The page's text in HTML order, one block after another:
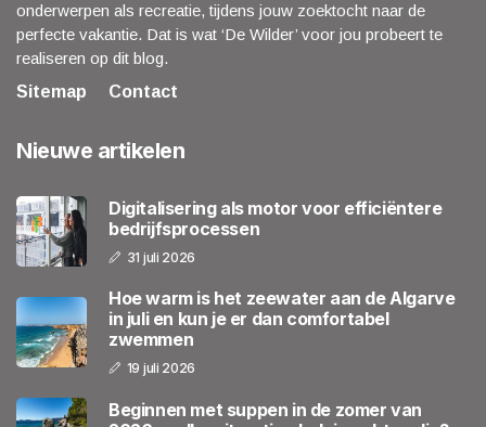
onderwerpen als recreatie, tijdens jouw zoektocht naar de
perfecte vakantie. Dat is wat ‘De Wilder’ voor jou probeert te
realiseren op dit blog.
Sitemap
Contact
Nieuwe artikelen
Digitalisering als motor voor efficiëntere
bedrijfsprocessen
31 juli 2026
Hoe warm is het zeewater aan de Algarve
in juli en kun je er dan comfortabel
zwemmen
19 juli 2026
Beginnen met suppen in de zomer van